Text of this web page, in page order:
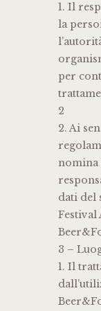
1. Il
la
per
2
2. Ai
nomina
dati del
Festival
3 –
1. Il